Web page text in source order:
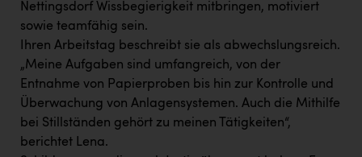
SCRI - Salzburg Cancer Research Institute
SCHMACHTL GmbH
Schwingshandl - automation technology gmbh
Seher + Partner
Smurfit Westrock Nettingsdorf
Nettingsdorf Wissbegierigkeit mitbringen, motiviert
sowie teamfähig sein.
Ihren Arbeitstag beschreibt sie als abwechslungsreich.
„Meine Aufgaben sind umfangreich, von der
Entnahme von Papierproben bis hin zur Kontrolle und
Überwachung von Anlagensystemen. Auch die Mithilfe
bei Stillständen gehört zu meinen Tätigkeiten“,
berichtet Lena.